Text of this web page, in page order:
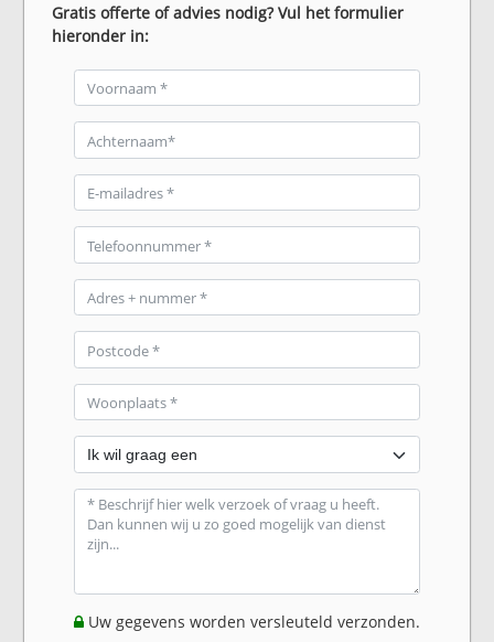
Gratis offerte of advies nodig? Vul het formulier
hieronder in:
Uw gegevens worden versleuteld verzonden.